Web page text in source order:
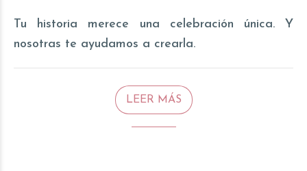
Tu historia merece una celebración única. Y
nosotras te ayudamos a crearla.
LEER MÁS